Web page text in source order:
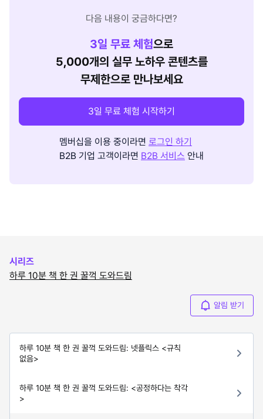
다음 내용이 궁금하다면?
3일 무료 체험으로
5,000개의 실무 노하우 콘텐츠를
무제한으로 만나보세요
3일 무료 체험 시작하기
멤버십을 이용 중이라면 로그인 하기
B2B 기업 고객이라면 B2B 서비스 안내
시리즈
하루 10분 책 한 권 꿀꺽 도와드림
알림 받기
하루 10분 책 한 권 꿀꺽 도와드림: 넷플릭스 <규칙
없음>
하루 10분 책 한 권 꿀꺽 도와드림: <공정하다는 착각
>